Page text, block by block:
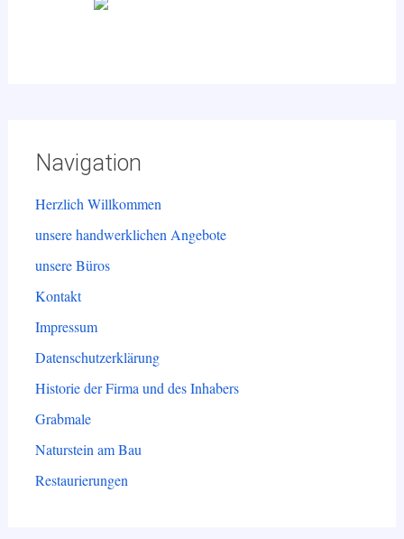
Navigation
Herzlich Willkommen
unsere handwerklichen Angebote
unsere Büros
Kontakt
Impressum
Datenschutzerklärung
Historie der Firma und des Inhabers
Grabmale
Naturstein am Bau
Restaurierungen